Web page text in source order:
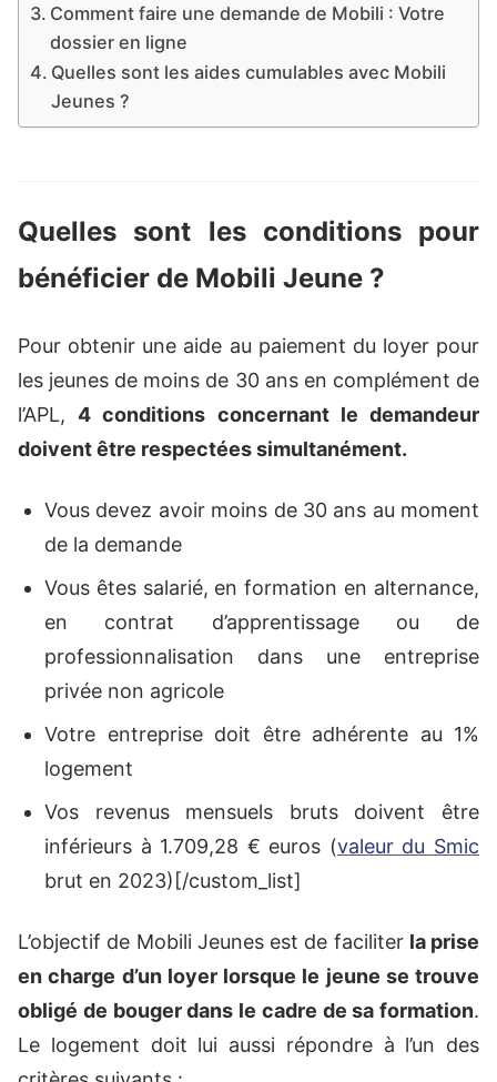
Comment faire une demande de Mobili : Votre
dossier en ligne
Quelles sont les aides cumulables avec Mobili
Jeunes ?
Quelles sont les conditions pour
bénéficier de Mobili Jeune ?
Pour obtenir une aide au paiement du loyer pour
les jeunes de moins de 30 ans en complément de
l’APL,4 conditions concernant le demandeur
doivent être respectées simultanément.
Vous devez avoir moins de 30 ans au moment
de la demande
Vous êtes salarié, en formation en alternance,
en contrat d’apprentissage ou de
professionnalisation dans une entreprise
privée non agricole
Votre entreprise doit être adhérente au 1%
logement
Vos revenus mensuels bruts doivent être
inférieurs à 1.709,28 € euros (valeur du Smic
brut en 2023)[/custom_list]
L’objectif de Mobili Jeunes est de faciliter la prise
en charge d’un loyer lorsque le jeune se trouve
obligé de bouger dans le cadre de sa formation.
Le logement doit lui aussi répondre à l’un des